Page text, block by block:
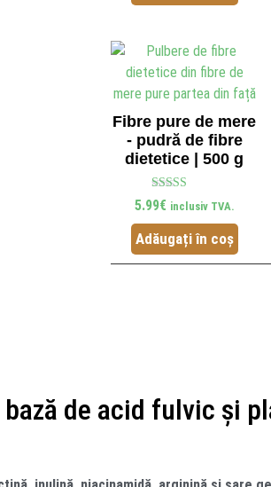
Fibre pure de mere
- pudră de fibre
dietetice | 500 g
Evaluat
5.00
din 5
5.99€ inclusiv TVA.
Adăugați în coș
de acid fulvic și